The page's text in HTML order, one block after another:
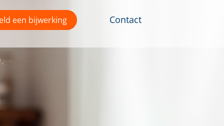
een bijwerking Contact